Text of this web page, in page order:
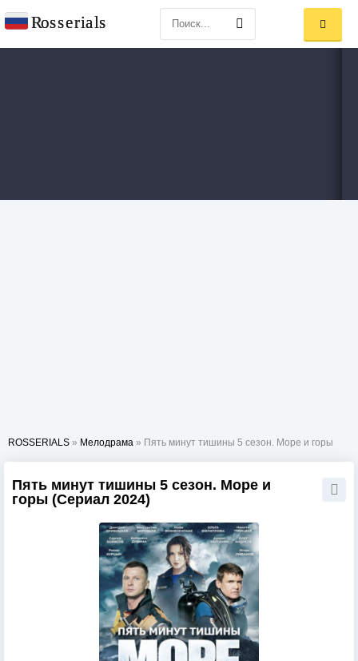
ROSSERIALS » Мелодрама » Пять минут тишины 5 сезон. Море и горы
Пять минут тишины 5 сезон. Море и
горы (Сериал 2024)